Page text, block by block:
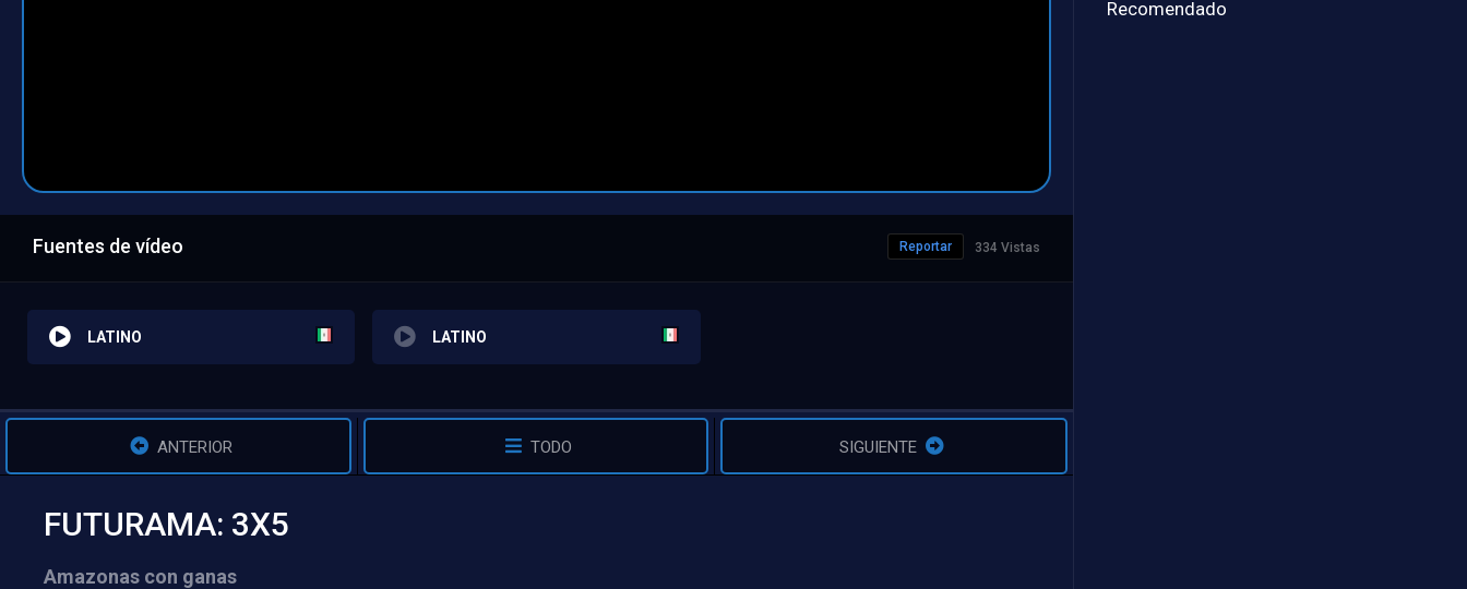
Fuentes de vídeo 334 Vistas
Reportar
LATINO LATINO
ANTERIOR TODO SIGUIENTE
FUTURAMA: 3X5
Amazonas con ganas
Recomendado